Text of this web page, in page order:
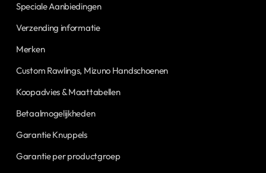
Speciale Aanbiedingen
Verzending informatie
Merken
Custom Rawlings, Mizuno Handschoenen
Koopadvies & Maattabellen
Betaalmogelijkheden
Garantie Knuppels
Garantie per productgroep